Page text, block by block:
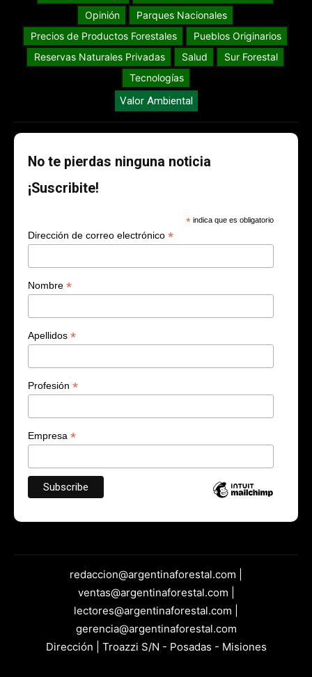
Opinión
Parques Nacionales
Precios de Productos Forestales
Pueblos Originarios
Reservas Naturales Privadas
Salud
Sur Forestal
Tecnologías
Valor Ambiental
No te pierdas ninguna noticia
¡Suscribite!
* indica que es obligatorio
Dirección de correo electrónico *
Nombre *
Apellidos *
Profesión *
Empresa *
redaccion@argentinaforestal.com |
ventas@argentinaforestal.com |
lectores@argentinaforestal.com |
gerencia@argentinaforestal.com
Dirección | Troazzi S/N - Posadas - Misiones